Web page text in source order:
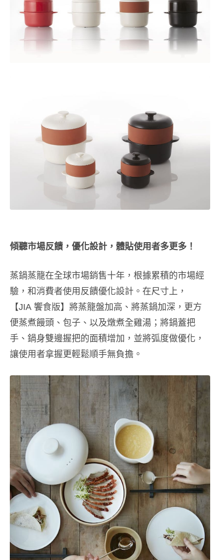
傾聽市場反饋，優化設計，體貼使用者多更多！
蒸鍋蒸籠在全球市場銷售十年，根據累積的市場經
驗，和消費者使用反饋優化設計。在尺寸上，
【JIA 饗食版】將蒸籠盤加高、將蒸鍋加深，更方
便蒸煮饅頭、包子、以及燉煮全雞湯；將鍋蓋把
手、鍋身雙邊握把的面積增加，並將弧度做優化，
讓使用者拿握更輕鬆順手無負擔。